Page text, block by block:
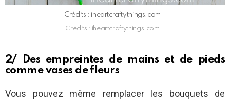
Crédits : iheartcraftythings.com
Crédits : iheartcraftythings.com
2/ Des empreintes de mains et de pieds
comme vases de fleurs
Vous pouvez même remplacer les bouquets de